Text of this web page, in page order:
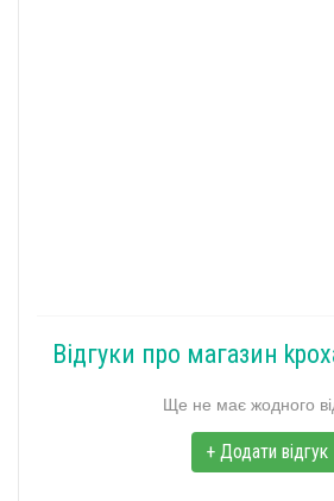
Відгуки про магазин
Ще не має жодного
+ Додати відгук